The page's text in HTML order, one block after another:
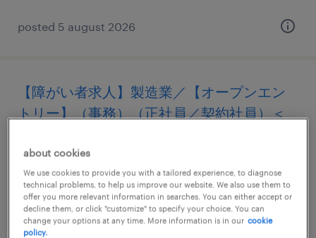
posted 5 august 2026
【障がい者求人】製造業／【オープンエン
トリー】（事務）（正社員／契約社員）＜
愛知, 愛知県
permanent
¥3,660,000 - ¥8,230,000 per year, 年収366 ～
823万円
about cookies
We use cookies to provide you with a tailored experience, to diagnose
technical problems, to help us improve our website. We also use them to
offer you more relevant information in searches. You can either accept or
decline them, or click "customize" to specify your choice. You can
change your options at any time. More information is in our cookie
policy.